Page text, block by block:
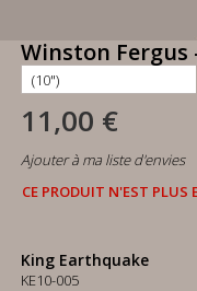
Winston Fergus
11,00 €
Ajouter à ma liste d'envies
CE PRODUIT N'EST PLUS
King Earthquake
KE10-005